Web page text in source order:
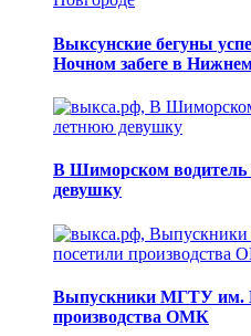
Выксунские бегуны
Ночном забеге в
В Шиморском водитель
девушку
Выпускники МГТУ им.
производства ОМК